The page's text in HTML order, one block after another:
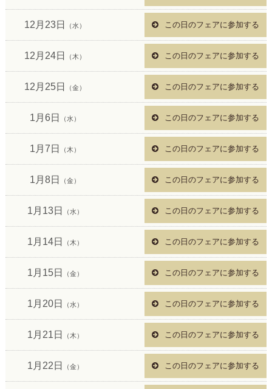
12月23日 （水） この日のフェアに参加する
12月24日 （木） この日のフェアに参加する
12月25日 （金） この日のフェアに参加する
1月6日 （水） この日のフェアに参加する
1月7日 （木） この日のフェアに参加する
1月8日 （金） この日のフェアに参加する
1月13日 （水） この日のフェアに参加する
1月14日 （木） この日のフェアに参加する
1月15日 （金） この日のフェアに参加する
1月20日 （水） この日のフェアに参加する
1月21日 （木） この日のフェアに参加する
1月22日 （金） この日のフェアに参加する